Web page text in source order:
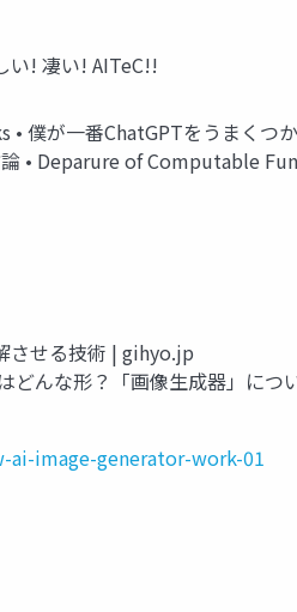
い! 凄い! AITeC!!
僕が一番ChatGPTをうまくつ
論 • Deparure of Computable
せる技術 | gihyo.jp
んな形？「画像生成器」につ
image-generator-work-01